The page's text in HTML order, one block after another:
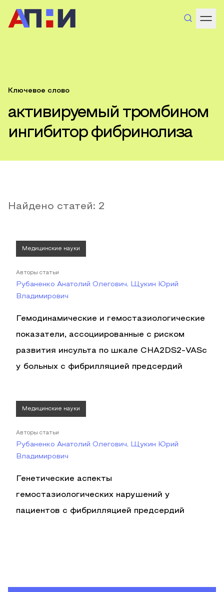
Ключевое слово
активируемый тромбином
ингибитор фибринолиза
Найдено статей: 2
Медицинские науки
Авторы статьи
Рубаненко Анатолий Олегович, Щукин Юрий
Владимирович
Гемодинамические и гемостазиологические
показатели, ассоциированные с риском
развития инсульта по шкале CHA2DS2-VASс
у больных с фибрилляцией предсердий
Медицинские науки
Авторы статьи
Рубаненко Анатолий Олегович, Щукин Юрий
Владимирович
Генетические аспекты
гемостазиологических нарушений у
пациентов с фибрилляцией предсердий